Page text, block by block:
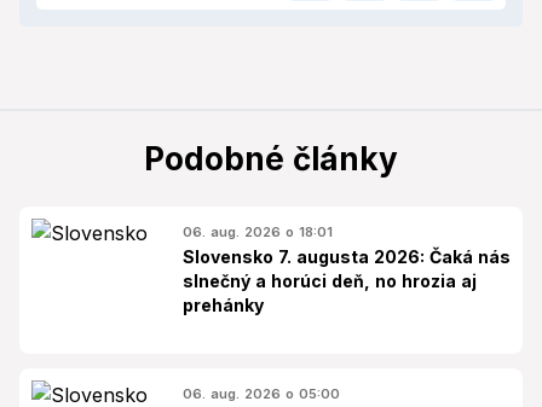
Podobné články
06. aug. 2026 o 18:01
Slovensko 7. augusta 2026: Čaká nás
slnečný a horúci deň, no hrozia aj
prehánky
06. aug. 2026 o 05:00